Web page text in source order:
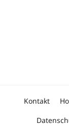
Kontakt